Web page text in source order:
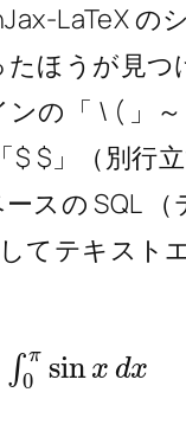
LaTeX の
ほうが見つ
の「 \ ( 」
$ $」（別行
スの SQL （
てテキスト
0π sin d